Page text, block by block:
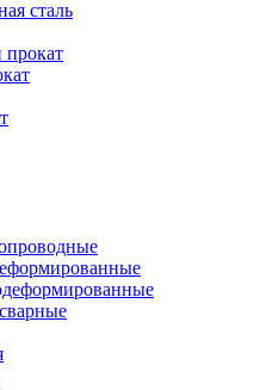
сталь